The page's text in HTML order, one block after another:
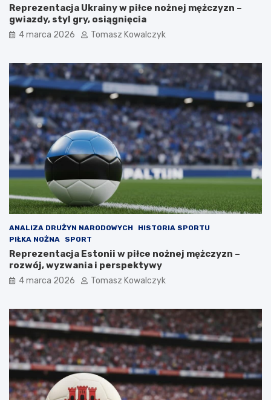
Reprezentacja Ukrainy w piłce nożnej mężczyzn –
gwiazdy, styl gry, osiągnięcia
4 marca 2026 Tomasz Kowalczyk
ANALIZA DRUŻYN NARODOWYCH
HISTORIA SPORTU
PIŁKA NOŻNA
SPORT
Reprezentacja Estonii w piłce nożnej mężczyzn –
rozwój, wyzwania i perspektywy
4 marca 2026 Tomasz Kowalczyk